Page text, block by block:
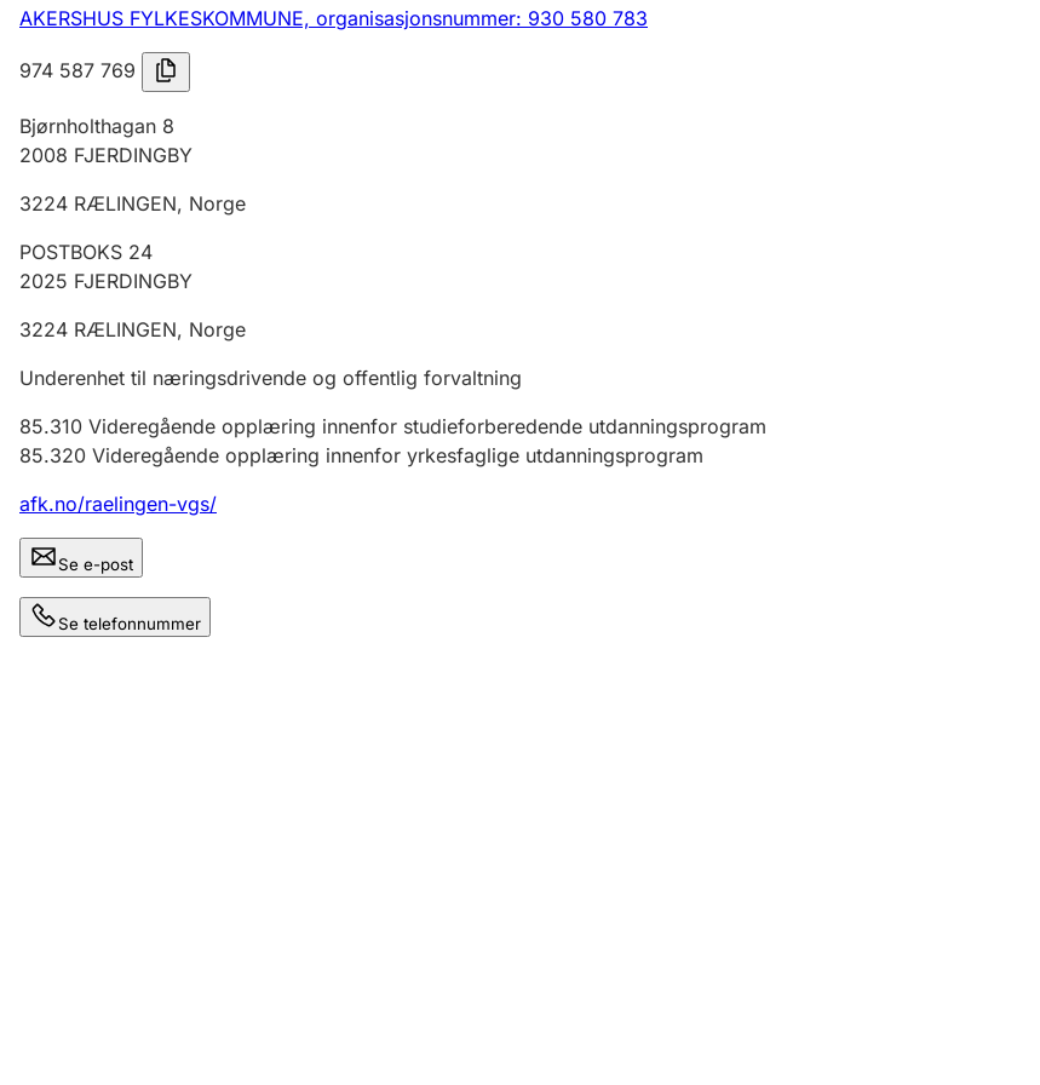
AKERSHUS FYLKESKOMMUNE, organisasjonsnummer: 930 580 783
974 587 769
Bjørnholthagan 8
2008 FJERDINGBY
3224 RÆLINGEN, Norge
POSTBOKS 24
2025 FJERDINGBY
3224 RÆLINGEN, Norge
Underenhet til næringsdrivende og offentlig forvaltning
85.310 Videregående opplæring innenfor studieforberedende utdanningsprogram
85.320 Videregående opplæring innenfor yrkesfaglige utdanningsprogram
afk.no/raelingen-vgs/
Se e-post
Se telefonnummer